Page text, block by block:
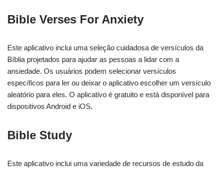
Bible Verses For Anxiety
Este aplicativo inclui uma seleção cuidadosa de versículos da
Bíblia projetados para ajudar as pessoas a lidar com a
ansiedade. Os usuários podem selecionar versículos
específicos para ler ou deixar o aplicativo escolher um versículo
aleatório para eles. O aplicativo é gratuito e está disponível para
dispositivos Android e iOS.
Bible Study
Este aplicativo inclui uma variedade de recursos de estudo da